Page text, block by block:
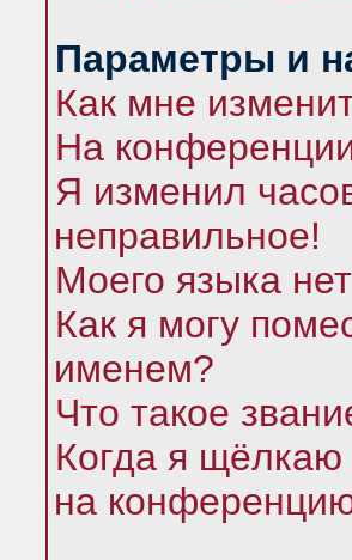
Параметры и
Как мне
На
Я изменил
неправильное!
Моего языка
Как я могу
именем?
Что такое
Когда я щёлкаю
на